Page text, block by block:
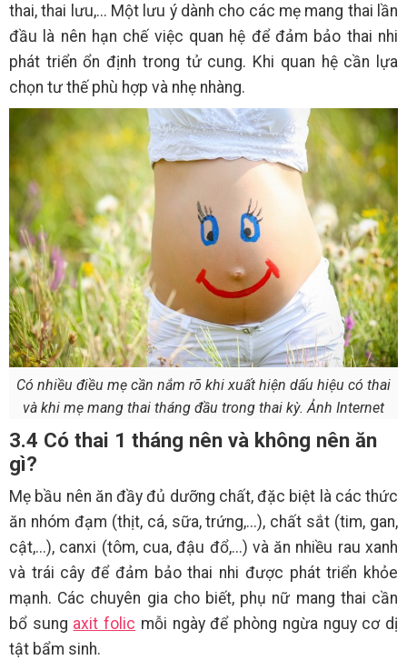
thai, thai lưu,... Một lưu ý dành cho các mẹ mang thai lần
đầu là nên hạn chế việc quan hệ để đảm bảo thai nhi
phát triển ổn định trong tử cung. Khi quan hệ cần lựa
chọn tư thế phù hợp và nhẹ nhàng.
Có nhiều điều mẹ cần nắm rõ khi xuất hiện dấu hiệu có thai
và khi mẹ mang thai tháng đầu trong thai kỳ. Ảnh Internet
3.4 Có thai 1 tháng nên và không nên ăn
gì?
Mẹ bầu nên ăn đầy đủ dưỡng chất, đặc biệt là các thức
ăn nhóm đạm (thịt, cá, sữa, trứng,...), chất sắt (tim, gan,
cật,...), canxi (tôm, cua, đậu đổ,...) và ăn nhiều rau xanh
và trái cây để đảm bảo thai nhi được phát triển khỏe
mạnh. Các chuyên gia cho biết, phụ nữ mang thai cần
bổ sung axit folic mỗi ngày để phòng ngừa nguy cơ dị
tật bẩm sinh.